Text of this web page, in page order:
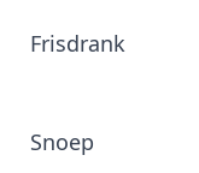
Frisdrank
Snoep